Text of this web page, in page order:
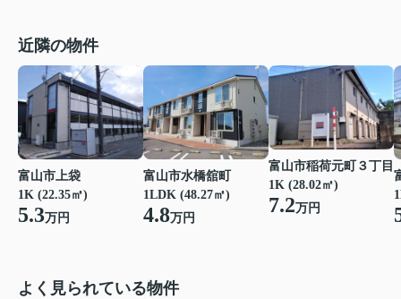
近隣の物件
富山市上袋
1K (22.35㎡)
5.3万円
富山市水橋舘町
1LDK (48.27㎡)
4.8万円
富山市稲荷元町３丁目
1K (28.02㎡)
7.2万円
よく見られている物件